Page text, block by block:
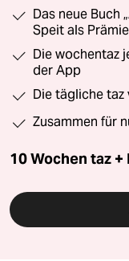
Das neue Buch
Speit als Prämie
Die wochentaz
der App
Die tägliche
Zusammen für
10 Wochen taz